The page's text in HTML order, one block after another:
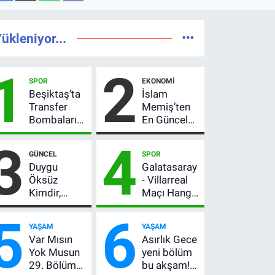
SPOR
Beşiktaş’ta
Transfer
Bombaları
Peş Peşe!
Vlahovic’i
Açıkladı, 5
Yıldız Daha
Listede
2 EKONOMI
İslam
Memiş’ten
En Güncel
Altın
Gram Altın
İçin 6.350
TL Uyarısı,
Yıl Sonu
Beklentisi
Değişmedi
GÜNCEL
Duygu
Öksüz
Kimdir,
Neden
Mersin
Basınının
Acı Kaybı
4 SPOR
Galatasaray
- Villarreal
Maçı Hangi
Kanalda?
Maçı Ne
Zaman, Saat
Kaçta,
Nereden
YAŞAM
Var Mısın
Yok Musun
29. Bölüm
6 YAŞAM
Asırlık Gece
yeni bölüm
bu akşam!